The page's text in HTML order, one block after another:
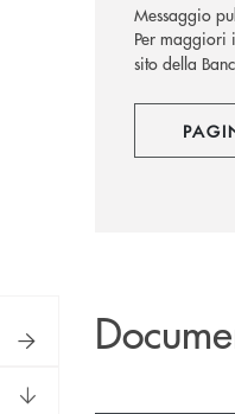
Messaggio
Per maggiori
sito della